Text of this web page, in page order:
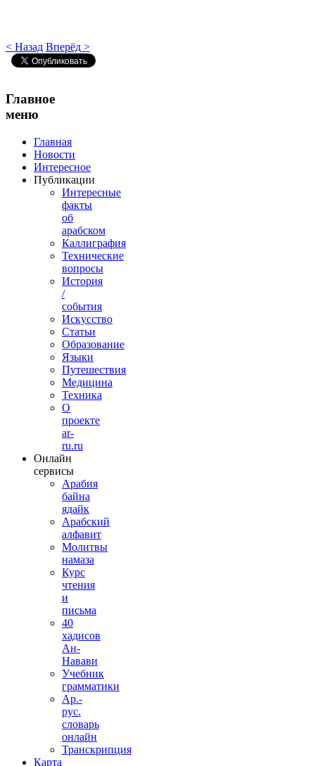
< Назад Вперёд >
Главное
меню
Главная
Новости
Интересное
Публикации
Интересные
факты
об
арабском
Каллиграфия
Технические
вопросы
История
/
события
Искусство
Статьи
Образование
Языки
Путешествия
Медицина
Техника
О
проекте
ar-
ru.ru
Онлайн
сервисы
Арабия
байна
ядайк
Арабский
алфавит
Молитвы
намаза
Курс
чтения
и
письма
40
хадисов
Ан-
Навави
Учебник
грамматики
Ар.-
рус.
словарь
онлайн
Транскрипция
Карта